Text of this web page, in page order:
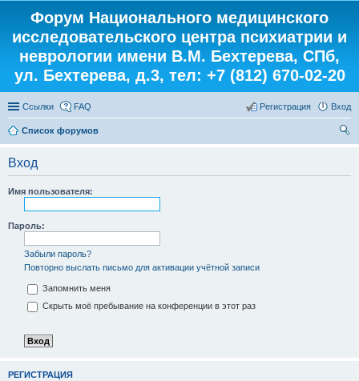
Форум Национального медицинского
исследовательского центра психиатрии и
неврологии имени В.М. Бехтерева, СПб,
ул. Бехтерева, д.3, тел: +7 (812) 670-02-20
Ссылки FAQ Вход
Регистрация
Список форумов
Вход
Имя пользователя:
Пароль:
Забыли пароль?
Повторно выслать письмо для активации учётной записи
Запомнить меня
Скрыть моё пребывание на конференции в этот раз
РЕГИСТРАЦИЯ